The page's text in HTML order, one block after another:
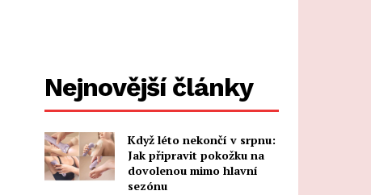
Nejnovější články
Když léto nekončí v srpnu:
Jak připravit pokožku na
dovolenou mimo hlavní
sezónu